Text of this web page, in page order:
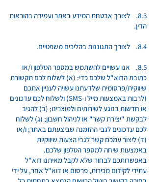
8.3. לצורך אבטחת המידע באתר ועמידה בהוראות
הדין.
8.4. לצורך התגוננות בהליכים משפטיים.
8.5. אנו עשויים להשתמש במספר הטלפון ו/או
כתובת הדוא"ל שלכם כדי: (א) לשלוח לכם תקשורת
שיווקית/פרסומית שלדעתנו עשויה לעניין אתכם
(לרבות באמצעות מייל ו-SMS) ולשלוח לכם עדכונים
או חדשות בנוגע לשירותים ולמוצרינו; (ב) להגיב
לבקשת "יצירת קשר" או לניהול חשבון; (ג) לשלוח
לכם עדכונים לגבי ההזמנה שביצעתם באתר; ו/או
(ד) ליצור עמכם קשר לגבי הצעות שיווקיות
באמצעות שיחה למספר הטלפון שלכם.
באפשרותכם לבחור שלא לקבל מאיתנו דוא"ל
עתידי לקידום מכירות, פרסום או דוא"ל אחר, על ידי